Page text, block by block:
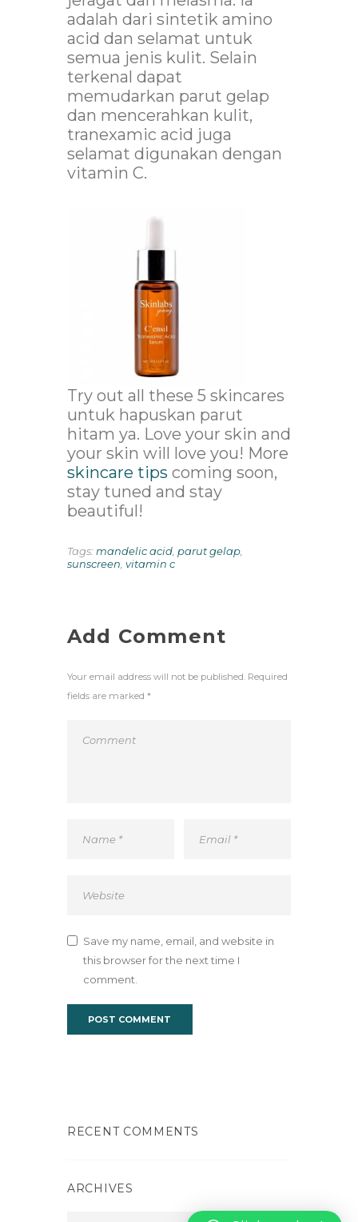
adalah dari sintetik amino
acid dan selamat untuk
semua jenis kulit. Selain
terkenal dapat
memudarkan parut gelap
dan mencerahkan kulit,
tranexamic acid juga
selamat digunakan dengan
vitamin C.
Try out all these 5 skincares
untuk hapuskan parut
hitam ya. Love your skin and
your skin will love you! More
skincare tips coming soon,
stay tuned and stay
beautiful!
Tags:mandelic acid, parut gelap,
sunscreen, vitamin c
Add Comment
Your email address will not be published. Required
fields are marked *
Save my name, email, and website in
this browser for the next time I
comment.
RECENT COMMENTS
ARCHIVES